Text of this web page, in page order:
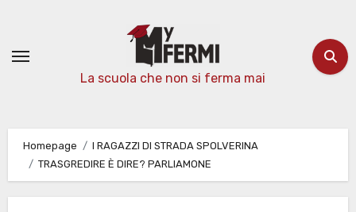
contenuto
La scuola che non si ferma mai
Homepage
I RAGAZZI DI STRADA SPOLVERINA
TRASGREDIRE È DIRE? PARLIAMONE